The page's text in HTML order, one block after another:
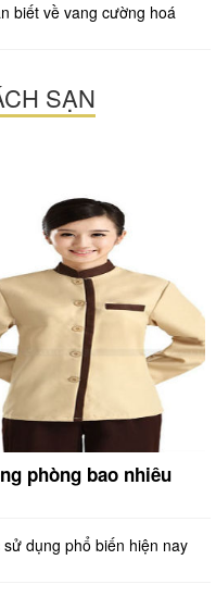
biết về vang cường hoá
SẠN
phòng bao nhiêu
dụng phổ biến hiện nay